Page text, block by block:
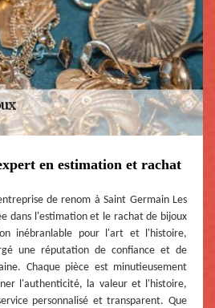
en estimation et rachat
de renom à Saint Germain Les
dans l'estimation et le rachat de bijoux
inébranlable pour l'art et l'histoire,
une réputation de confiance et de
Chaque pièce est minutieusement
l'authenticité, la valeur et l'histoire,
personnalisé et transparent. Que